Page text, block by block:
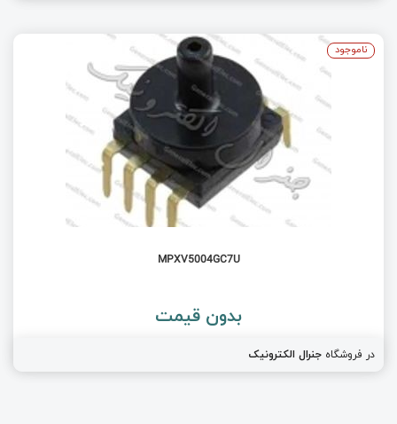
MPXV5004GC7U
بدون قیمت
در فروشگاه جنرال الکترونیک
ناموجود